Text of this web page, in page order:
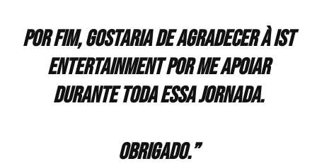
Por fim, gostaria de agradecer à IST
Entertainment por me apoiar
durante toda essa jornada.
Obrigado.”